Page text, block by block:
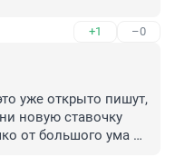
+1 –0
уже открыто пишут,
новую ставочку
от большого ума